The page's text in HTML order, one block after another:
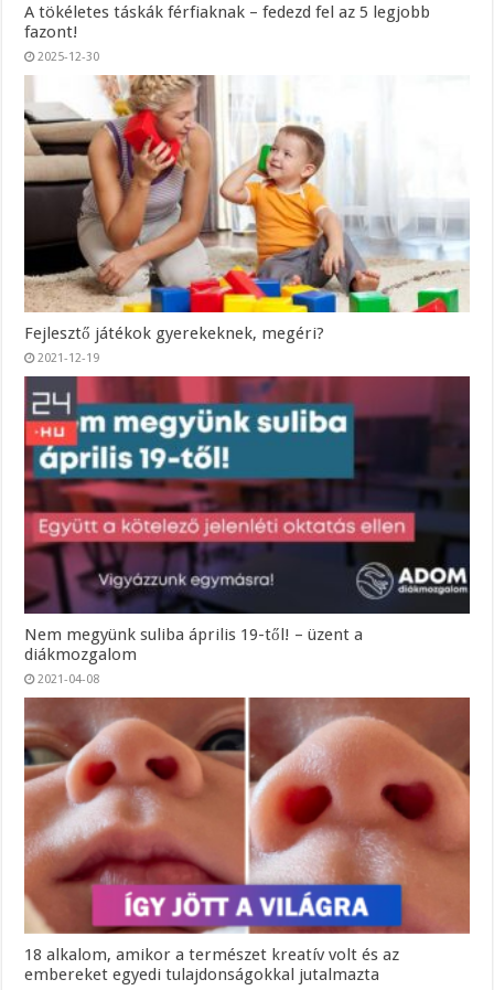
A tökéletes táskák férfiaknak – fedezd fel az 5 legjobb
fazont!
2025-12-30
Fejlesztő játékok gyerekeknek, megéri?
2021-12-19
Nem megyünk suliba április 19-től! – üzent a
diákmozgalom
2021-04-08
18 alkalom, amikor a természet kreatív volt és az
embereket egyedi tulajdonságokkal jutalmazta